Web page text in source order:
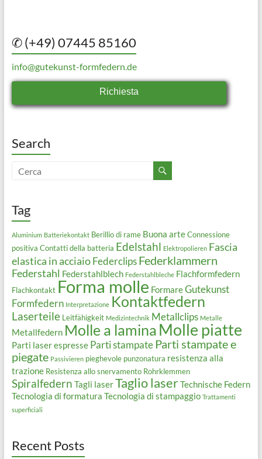
✆ (+49) 07445 85160
info@gutekunst-formfedern.de
Richiesta
Search
Tag
Aluminium Batteriekontakt Berillio di rame Buona arte Connessione
positiva Contatti della batteria Edelstahl Elektropolieren Fascia
elastica in acciaio Federclips Federklammern
Federstahl Federstahlblech Federstahlbleche Flachformfedern
Flachkontakt Forma molle FormareGutekunst
Formfedern Interpretazione Kontaktfedern
Laserteile Leitfähigkeit Medizintechnik Metallclips Metalle
Metallfedern Molle a lamina Molle piatte
Parti laser espresse Parti stampate Parti stampate e
piegate Passivieren pieghevole punzonatura resistenza alla
trazione Resistenza allo snervamento Rohrklemmen
Spiralfedern Tagli laserTaglio laserTechnische Federn
Tecnologia di formatura Tecnologia di stampaggio Trattamenti
superficiali
Recent Posts